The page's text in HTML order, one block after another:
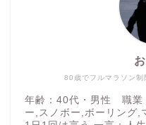
80歳でフルマラソン制
年齢：40代・男性 職業
ー,スノボー,ボーリング,